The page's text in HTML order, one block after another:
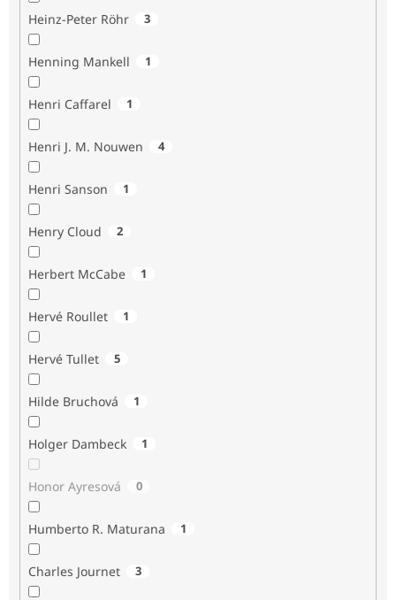
Heinz-Peter Röhr 3
Henning Mankell 1
Henri Caffarel 1
Henri J. M. Nouwen 4
Henri Sanson 1
Henry Cloud 2
Herbert McCabe 1
Hervé Roullet 1
Hervé Tullet 5
Hilde Bruchová 1
Holger Dambeck 1
Honor Ayresová 0
Humberto R. Maturana 1
Charles Journet 3